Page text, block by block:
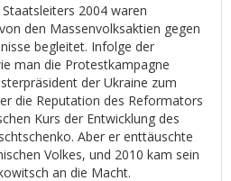
2004 waren
den Massenvolksaktien gegen
begleitet. Infolge der
man die Protestkampagne
der Ukraine zum
die Reputation des Reformators
Kurs der Entwicklung des
Aber er enttäuschte
Volkes, und 2010 kam sein
an die Macht.